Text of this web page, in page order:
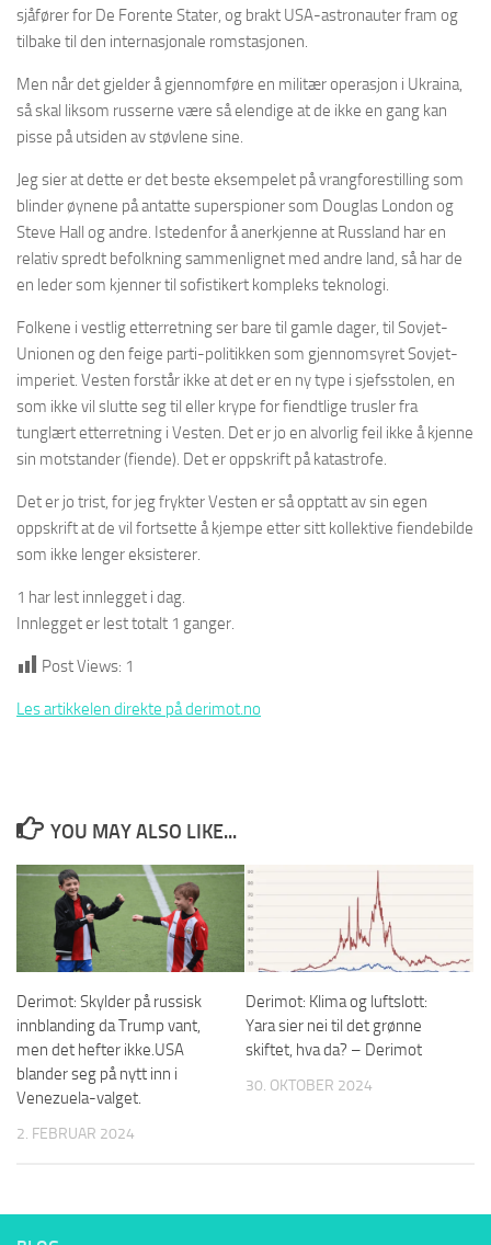
sjåfører for De Forente Stater, og brakt USA-astronauter fram og
tilbake til den internasjonale romstasjonen.
Men når det gjelder å gjennomføre en militær operasjon i Ukraina,
så skal liksom russerne være så elendige at de ikke en gang kan
pisse på utsiden av støvlene sine.
Jeg sier at dette er det beste eksempelet på vrangforestilling som
blinder øynene på antatte superspioner som Douglas London og
Steve Hall og andre. Istedenfor å anerkjenne at Russland har en
relativ spredt befolkning sammenlignet med andre land, så har de
en leder som kjenner til sofistikert kompleks teknologi.
Folkene i vestlig etterretning ser bare til gamle dager, til Sovjet-
Unionen og den feige parti-politikken som gjennomsyret Sovjet-
imperiet. Vesten forstår ikke at det er en ny type i sjefsstolen, en
som ikke vil slutte seg til eller krype for fiendtlige trusler fra
tunglært etterretning i Vesten. Det er jo en alvorlig feil ikke å kjenne
sin motstander (fiende). Det er oppskrift på katastrofe.
Det er jo trist, for jeg frykter Vesten er så opptatt av sin egen
oppskrift at de vil fortsette å kjempe etter sitt kollektive fiendebilde
som ikke lenger eksisterer.
1 har lest innlegget i dag.
Innlegget er lest totalt 1 ganger.
Post Views: 1
Les artikkelen direkte på derimot.no
YOU MAY ALSO LIKE...
Derimot: Skylder på russisk
innblanding da Trump vant,
men det hefter ikke.USA
blander seg på nytt inn i
Venezuela-valget.
2. FEBRUAR 2024
Derimot: Klima og luftslott:
Yara sier nei til det grønne
skiftet, hva da? – Derimot
30. OKTOBER 2024